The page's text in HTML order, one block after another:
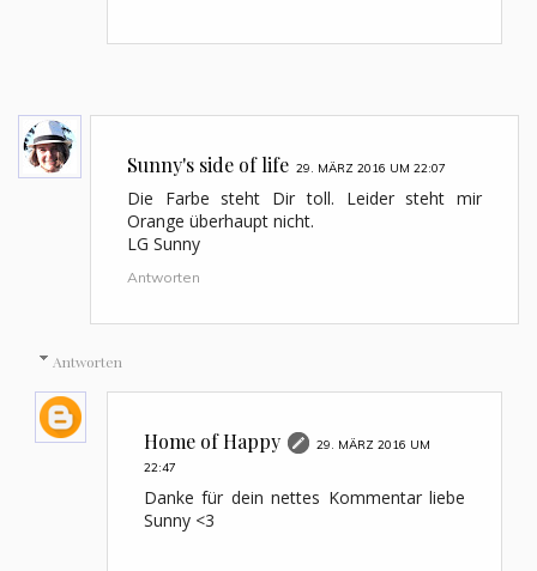
Sunny's side of life 29. MÄRZ 2016 UM 22:07
Die Farbe steht Dir toll. Leider steht mir
Orange überhaupt nicht.
LG Sunny
Antworten
Antworten
Home of Happy
29. MÄRZ 2016 UM
22:47
Danke für dein nettes Kommentar liebe
Sunny <3